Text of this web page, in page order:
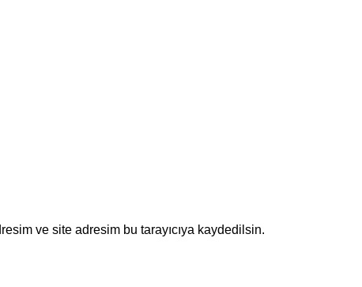
ve site adresim bu tarayıcıya kaydedilsin.